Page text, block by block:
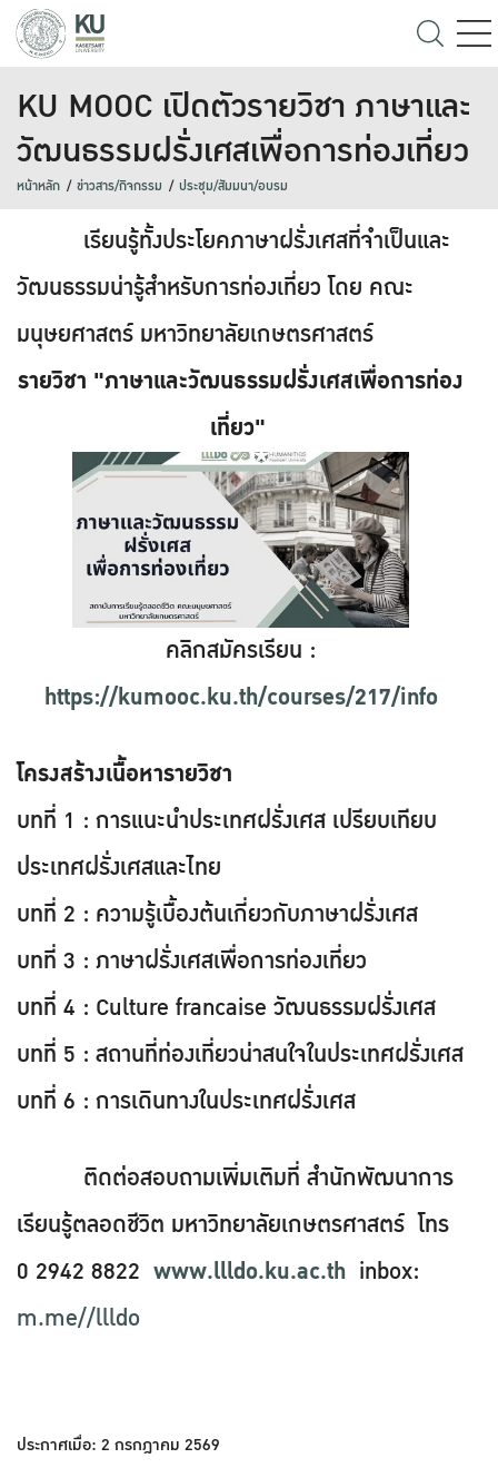
KU MOOC เปิดตัวรายวิชา ภาษาและ
วัฒนธรรมฝรั่งเศสเพื่อการท่องเที่ยว
หน้าหลัก ข่าวสาร/กิจกรรม ประชุม/สัมมนา/อบรม
เรียนรู้ทั้งประโยคภาษาฝรั่งเศสที่จำเป็นและ
วัฒนธรรมน่ารู้สำหรับการท่องเที่ยว โดย คณะ
มนุษยศาสตร์ มหาวิทยาลัยเกษตรศาสตร์
รายวิชา "ภาษาและวัฒนธรรมฝรั่งเศสเพื่อการท่อง
เที่ยว"
คลิกสมัครเรียน :
https://kumooc.ku.th/courses/217/info
โครงสร้างเนื้อหารายวิชา
บทที่ 1 : การแนะนำประเทศฝรั่งเศส เปรียบเทียบ
ประเทศฝรั่งเศสและไทย
บทที่ 2 : ความรู้เบื้องต้นเกี่ยวกับภาษาฝรั่งเศส
บทที่ 3 : ภาษาฝรั่งเศสเพื่อการท่องเที่ยว
บทที่ 4 : Culture francaise วัฒนธรรมฝรั่งเศส
บทที่ 5 : สถานที่ท่องเที่ยวน่าสนใจในประเทศฝรั่งเศส
บทที่ 6 : การเดินทางในประเทศฝรั่งเศส
ติดต่อสอบถามเพิ่มเติมที่ สำนักพัฒนาการ
เรียนรู้ตลอดชีวิต มหาวิทยาลัยเกษตรศาสตร์ โทร
0 2942 8822 www.llldo.ku.ac.th inbox:
m.me//llldo
ประกาศเมื่อ: 2 กรกฎาคม 2569